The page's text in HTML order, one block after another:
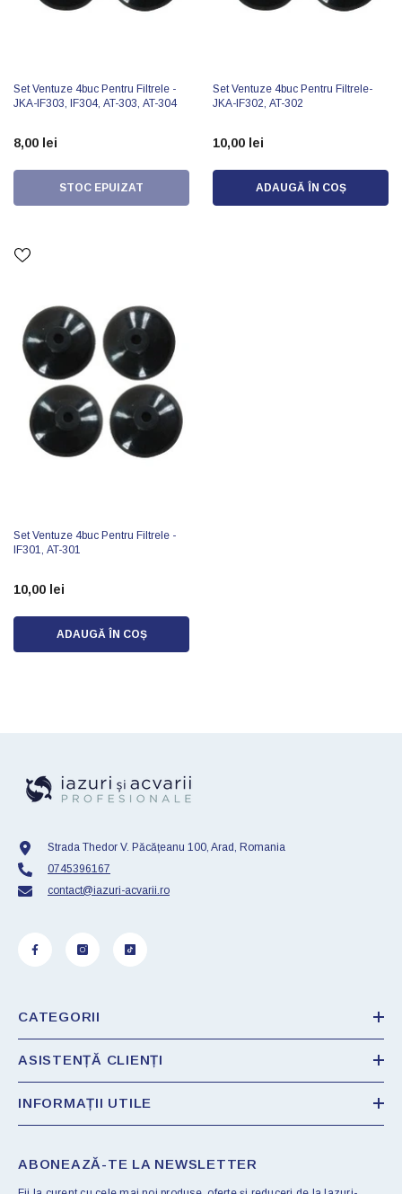
Set Ventuze 4buc Pentru Filtrele -
JKA-IF303, IF304, AT-303, AT-304
8,00 lei
STOC EPUIZAT
Set Ventuze 4buc Pentru Filtrele-
JKA-IF302, AT-302
10,00 lei
ADAUGĂ ÎN COȘ
Set Ventuze 4buc Pentru Filtrele -
IF301, AT-301
10,00 lei
ADAUGĂ ÎN COȘ
Strada Thedor V. Păcățeanu 100, Arad, Romania
0745396167
contact@iazuri-acvarii.ro
CATEGORII
ASISTENȚĂ CLIENȚI
INFORMAȚII UTILE
ABONEAZĂ-TE LA NEWSLETTER